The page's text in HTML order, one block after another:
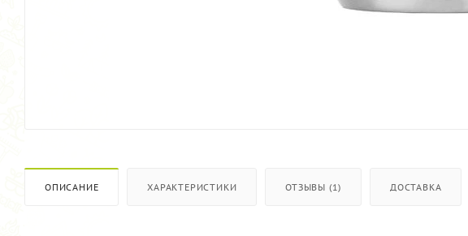
ОПИСАНИЕ ХАРАКТЕРИСТИКИ ОТЗЫВЫ (1) ДОСТАВКА